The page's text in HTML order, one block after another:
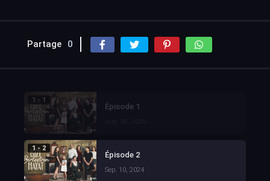
Partage 0
1 - 1
Épisode 1
1 - 2
Épisode 2
Sep. 10, 2024